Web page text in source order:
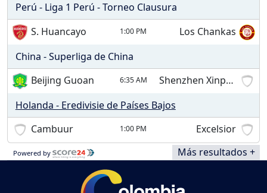
Perú - Liga 1 Perú - Torneo Clausura
S. Huancayo
1:00 PM
Los Chankas
China - Superliga de China
Beijing Guoan
6:35 AM
Shenzhen Xinpengcheng
Holanda - Eredivisie de Países Bajos
Cambuur
1:00 PM Excelsior
Powered by Más resultados +